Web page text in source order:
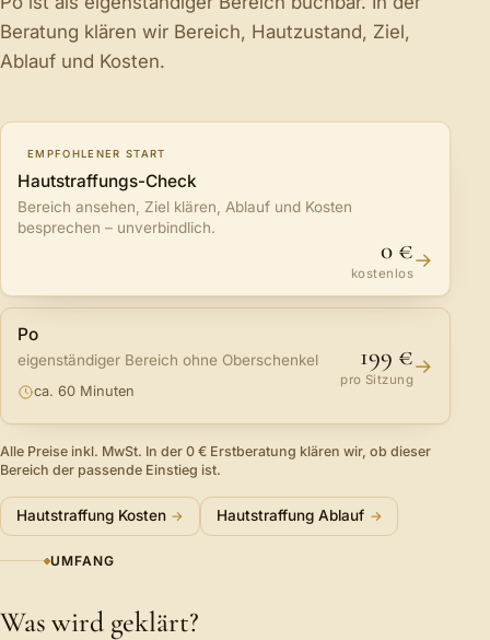
Beratung klären wir Bereich, Hautzustand, Ziel,
Ablauf und Kosten.
EMPFOHLENER START
Hautstraffungs-Check
Bereich ansehen, Ziel klären, Ablauf und Kosten
besprechen – unverbindlich.
0 €
kostenlos
→
Po
eigenständiger Bereich ohne Oberschenkel
ca. 60 Minuten
199 €
pro Sitzung
→
Alle Preise inkl. MwSt. In der 0 € Erstberatung klären wir, ob dieser
Bereich der passende Einstieg ist.
Hautstraffung Kosten Hautstraffung Ablauf
UMFANG
Was wird geklärt?